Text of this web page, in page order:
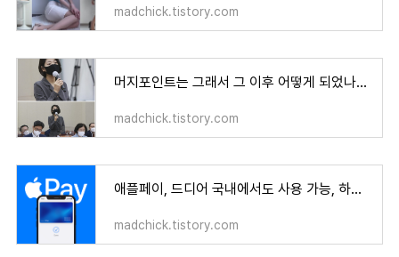
madchick.tistory.com
머지포인트는 그래서 그 이후 어떻게 되었나? 먹튀냐 아니냐
madchick.tistory.com
애플페이, 드디어 국내에서도 사용 가능, 하지만 교통카드 안되니 반쪽
madchick.tistory.com